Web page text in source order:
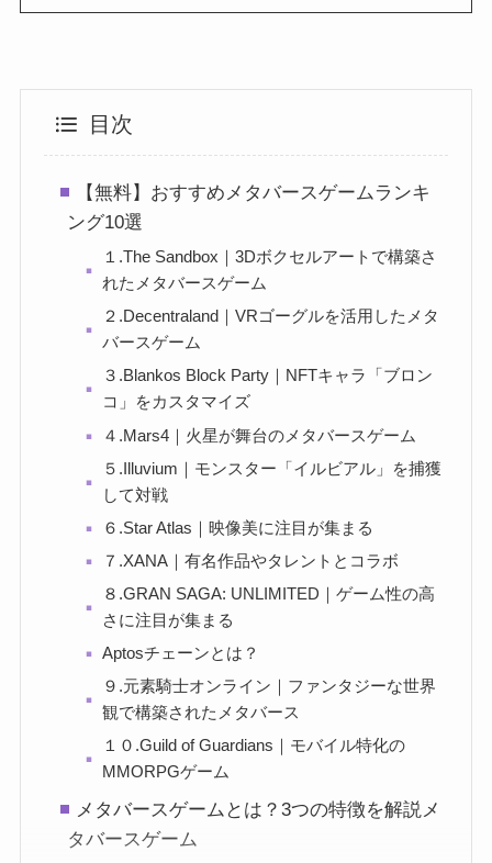
目次
【無料】おすすめメタバースゲームランキ
ング10選
１.The Sandbox｜3Dボクセルアートで構築さ
れたメタバースゲーム
２.Decentraland｜VRゴーグルを活用したメタ
バースゲーム
３.Blankos Block Party｜NFTキャラ「ブロン
コ」をカスタマイズ
４.Mars4｜火星が舞台のメタバースゲーム
５.Illuvium｜モンスター「イルビアル」を捕獲
して対戦
６.Star Atlas｜映像美に注目が集まる
７.XANA｜有名作品やタレントとコラボ
８.GRAN SAGA: UNLIMITED｜ゲーム性の高
さに注目が集まる
Aptosチェーンとは？
９.元素騎士オンライン｜ファンタジーな世界
観で構築されたメタバース
１０.Guild of Guardians｜モバイル特化の
MMORPGゲーム
メタバースゲームとは？3つの特徴を解説メ
タバースゲーム